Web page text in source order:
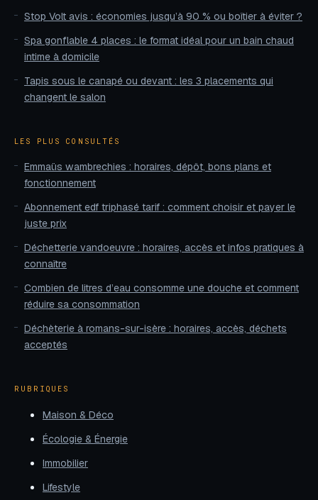
Stop Volt avis : économies jusqu’à 90 % ou boîtier à éviter ?
Spa gonflable 4 places : le format idéal pour un bain chaud
intime à domicile
Tapis sous le canapé ou devant : les 3 placements qui
changent le salon
LES PLUS CONSULTÉS
Emmaüs wambrechies : horaires, dépôt, bons plans et
fonctionnement
Abonnement edf triphasé tarif : comment choisir et payer le
juste prix
Déchetterie vandoeuvre : horaires, accès et infos pratiques à
connaître
Combien de litres d’eau consomme une douche et comment
réduire sa consommation
Déchèterie à romans-sur-isère : horaires, accès, déchets
acceptés
RUBRIQUES
Maison & Déco
Écologie & Énergie
Immobilier
Lifestyle